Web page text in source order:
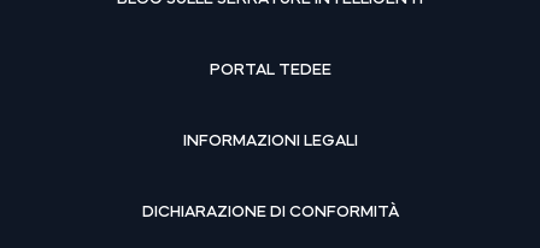
PORTAL TEDEE
INFORMAZIONI LEGALI
DICHIARAZIONE DI CONFORMITÀ